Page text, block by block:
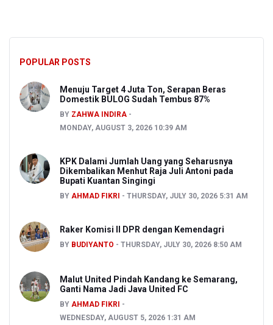
POPULAR POSTS
Menuju Target 4 Juta Ton, Serapan Beras
Domestik BULOG Sudah Tembus 87%
BY ZAHWA INDIRA
MONDAY, AUGUST 3, 2026 10:39 AM
KPK Dalami Jumlah Uang yang Seharusnya
Dikembalikan Menhut Raja Juli Antoni pada
Bupati Kuantan Singingi
BY AHMAD FIKRI THURSDAY, JULY 30, 2026 5:31 AM
Raker Komisi II DPR dengan Kemendagri
BY BUDIYANTO THURSDAY, JULY 30, 2026 8:50 AM
Malut United Pindah Kandang ke Semarang,
Ganti Nama Jadi Java United FC
BY AHMAD FIKRI
WEDNESDAY, AUGUST 5, 2026 1:31 AM